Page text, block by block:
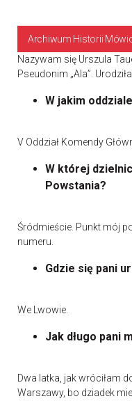
Archiwum Historii
Nazywam się Urszula
Pseudonim „Ala”.
W jakim
V Oddział Komendy
W której
Powstania?
Śródmieście. Punkt mój
numeru.
Gdzie się pani
We Lwowie.
Jak długo pani
Dwa latka, jak wróciłam
Warszawy, bo dziadek